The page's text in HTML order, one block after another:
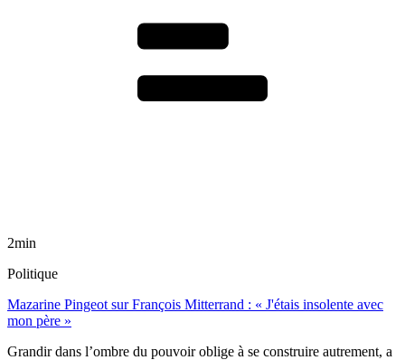
2min
Politique
Mazarine Pingeot sur François Mitterrand : « J'étais insolente avec
mon père »
Grandir dans l’ombre du pouvoir oblige à se construire autrement, a